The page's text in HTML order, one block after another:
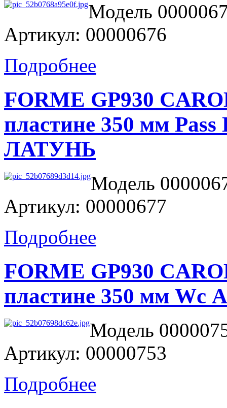
Модель
Артикул: 00000676
Подробнее
FORME GP930
пластине 350 мм
ЛАТУНЬ
Модель
Артикул: 00000677
Подробнее
FORME GP930
пластине 350 мм
Модель
Артикул: 00000753
Подробнее